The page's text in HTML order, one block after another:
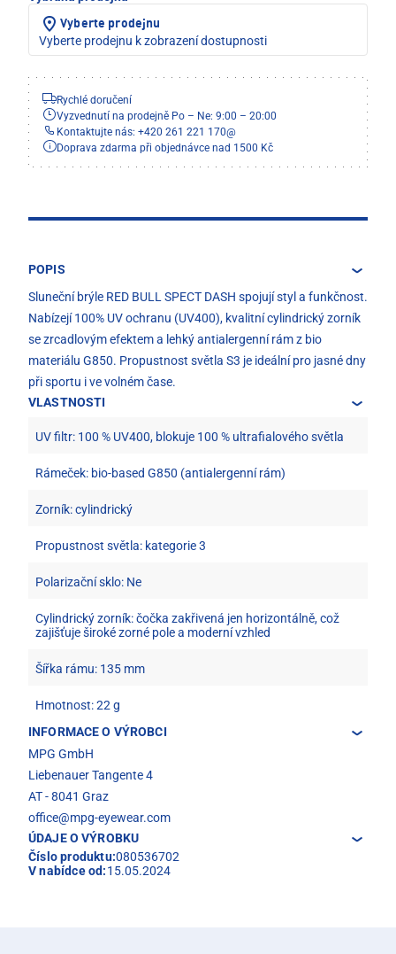
Vyberte prodejnu
Vyberte prodejnu k zobrazení dostupnosti
Rychlé doručení
Vyzvednutí na prodejně Po – Ne: 9:00 – 20:00
Kontaktujte nás: +420 261 221 170@
Doprava zdarma při objednávce nad 1500 Kč
POPIS
Sluneční brýle RED BULL SPECT DASH spojují styl a funkčnost.
Nabízejí 100% UV ochranu (UV400), kvalitní cylindrický zorník
se zrcadlovým efektem a lehký antialergenní rám z bio
materiálu G850. Propustnost světla S3 je ideální pro jasné dny
při sportu i ve volném čase.
VLASTNOSTI
UV filtr: 100 % UV400, blokuje 100 % ultrafialového světla
Rámeček: bio-based G850 (antialergenní rám)
Zorník: cylindrický
Propustnost světla: kategorie 3
Polarizační sklo: Ne
Cylindrický zorník: čočka zakřivená jen horizontálně, což
zajišťuje široké zorné pole a moderní vzhled
Šířka rámu: 135 mm
Hmotnost: 22 g
INFORMACE O VÝROBCI
MPG GmbH
Liebenauer Tangente 4
AT - 8041 Graz
office@mpg-eyewear.com
ÚDAJE O VÝROBKU
Číslo produktu:080536702
V nabídce od:15.05.2024